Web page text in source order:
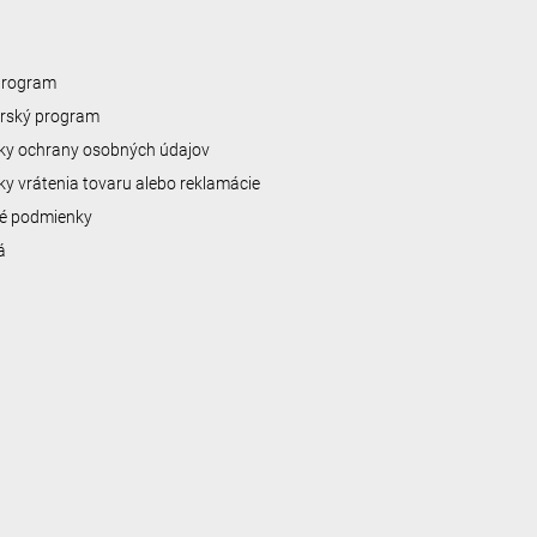
program
ochrany osobných údajov
vrátenia tovaru alebo reklamácie
podmienky